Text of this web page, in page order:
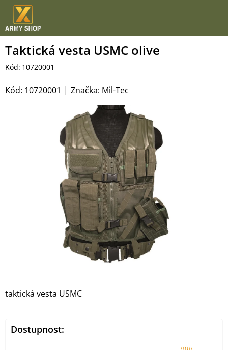
Přejít
obsah
Taktická vesta USMC olive
Kód: 10720001
Značka: Mil-Tec
Kód: 10720001
taktická vesta USMC
Dostupnost: